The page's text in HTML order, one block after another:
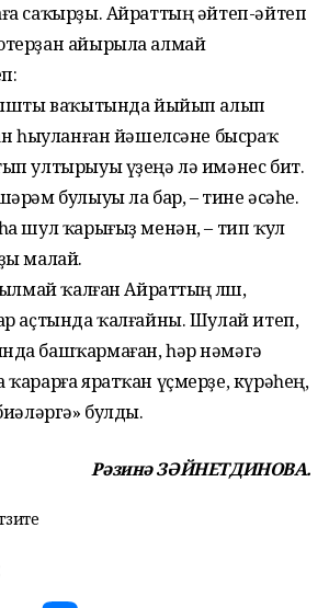
саҡырҙы. Айраттың әйтеп-әйтеп
айырыла алмай
ваҡытында йыйып алып
һыуланған йәшелсәне бысраҡ
ултырыуы үҙеңә лә имәнес бит.
булыуы ла бар, – тине әсәһе.
шул ҡарығыҙ менән, – тип ҡул
малай.
ҡалған Айраттың өлөшө,
аҫтында ҡалғайны. Шулай итеп,
башҡармаған, һәр нәмәгә
яратҡан үҫмерҙе, күрәһең,
булды.
Рәзинә ЗӘЙНЕТДИНОВА.